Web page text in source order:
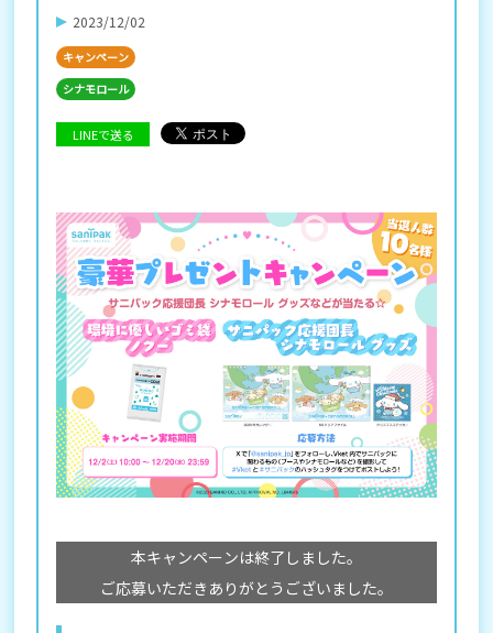
2023/12/02
キャンペーン
シナモロール
LINEで送る
本キャンペーンは終了しました。
ご応募いただきありがとうございました。